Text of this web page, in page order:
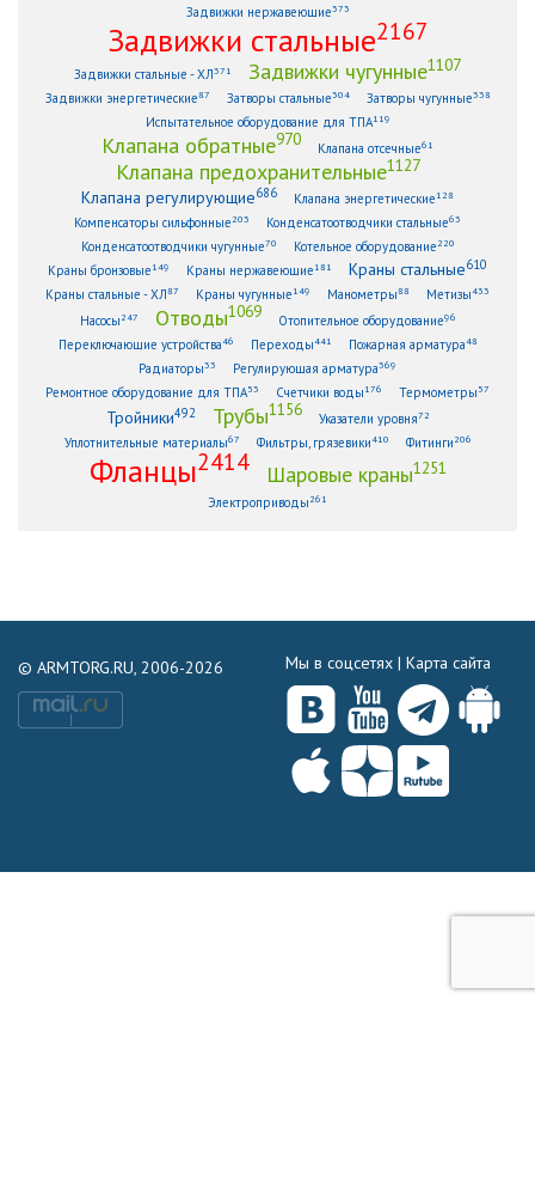
Задвижки нержавеющие373
Задвижки стальные2167
Задвижки стальные - ХЛ371 Задвижки чугунные1107
Задвижки энергетические87 Затворы стальные304 Затворы чугунные338
Испытательное оборудование для ТПА119
Клапана обратные970 Клапана отсечные61
Клапана предохранительные1127
Клапана регулирующие686 Клапана энергетические128
Компенсаторы сильфонные 203 Конденсатоотводчики стальные63
Конденсатоотводчики чугунные70 Котельное оборудование 220
Краны бронзовые149 Краны нержавеющие181 Краны стальные610
Краны стальные - ХЛ87 Краны чугунные149 Манометры88 Метизы433
Насосы 247 Отводы1069 Отопительное оборудование96
Переключающие устройства46 Переходы441 Пожарная арматура48
Радиаторы33 Регулирующая арматура369
Ремонтное оборудование для ТПА53 Счетчики воды176 Термометры 57
Тройники492 Трубы1156 Указатели уровня72
Уплотнительные материалы67 Фильтры, грязевики410 Фитинги 206
Фланцы2414 Шаровые краны1251
Электроприводы 261
© ARMTORG.RU, 2006-2026 Мы в соцсетях | Карта сайта